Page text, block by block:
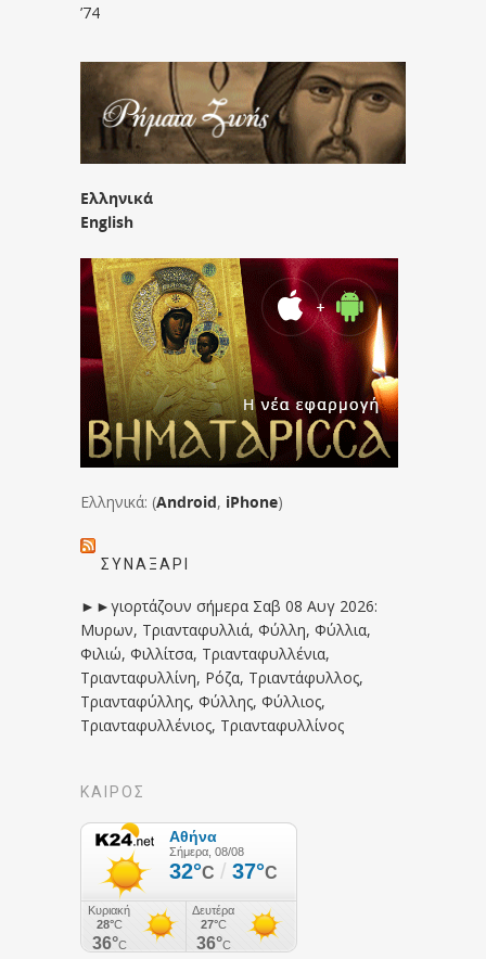
’74
Ελληνικά
English
Ελληνικά: (Android, iPhone)
ΣΥΝΑΞΆΡΙ
►►γιορτάζουν σήμερα Σαβ 08 Αυγ 2026:
Μυρων, Τριανταφυλλιά, Φύλλη, Φύλλια,
Φιλιώ, Φιλλίτσα, Τριανταφυλλένια,
Τριανταφυλλίνη, Ρόζα, Τριαντάφυλλος,
Τριανταφύλλης, Φύλλης, Φύλλιος,
Τριανταφυλλένιος, Τριανταφυλλίνος
ΚΑΙΡΟΣ